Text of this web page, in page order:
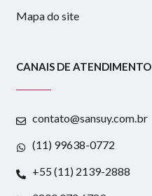
Mapa do site
CANAIS DE ATENDIMENTO
contato@sansuy.com.br
(11) 99638-0772
+55 (11) 2139-2888